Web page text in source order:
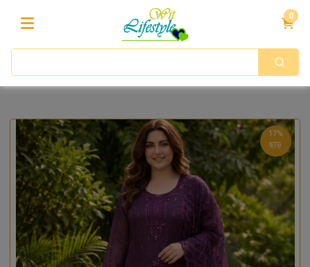
0
17%
ছাড়